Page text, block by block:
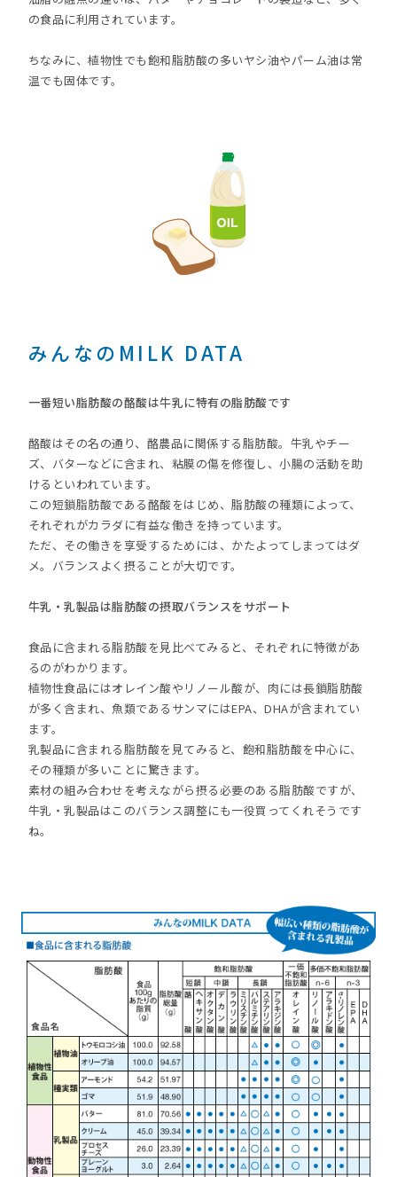
の食品に利用されています。
ちなみに、植物性でも飽和脂肪酸の多いヤシ油やパーム油は常
温でも固体です。
みんなのMILK DATA
一番短い脂肪酸の酪酸は牛乳に特有の脂肪酸です
酪酸はその名の通り、酪農品に関係する脂肪酸。牛乳やチー
ズ、バターなどに含まれ、粘膜の傷を修復し、小腸の活動を助
けるといわれています。
この短鎖脂肪酸である酪酸をはじめ、脂肪酸の種類によって、
それぞれがカラダに有益な働きを持っています。
ただ、その働きを享受するためには、かたよってしまってはダ
メ。バランスよく摂ることが大切です。
牛乳・乳製品は脂肪酸の摂取バランスをサポート
食品に含まれる脂肪酸を見比べてみると、それぞれに特徴があ
るのがわかります。
植物性食品にはオレイン酸やリノール酸が、肉には長鎖脂肪酸
が多く含まれ、魚類であるサンマにはEPA、DHAが含まれてい
ます。
乳製品に含まれる脂肪酸を見てみると、飽和脂肪酸を中心に、
その種類が多いことに驚きます。
素材の組み合わせを考えながら摂る必要のある脂肪酸ですが、
牛乳・乳製品はこのバランス調整にも一役買ってくれそうです
ね。